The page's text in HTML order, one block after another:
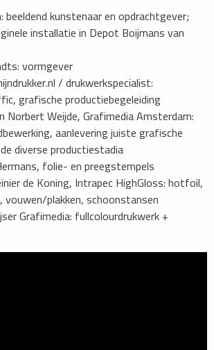
beeldend kunstenaar en opdrachtgever;
installatie in Depot Boijmans van
vormgever
/ drukwerkspecialist:
grafische productiebegeleiding
Norbert Weijde, Grafimedia Amsterdam:
aanlevering juiste grafische
diverse productiestadia
folie- en preegstempels
de Koning, Intrapec HighGloss: hotfoil,
vouwen/plakken, schoonstansen
Grafimedia: fullcolourdrukwerk +